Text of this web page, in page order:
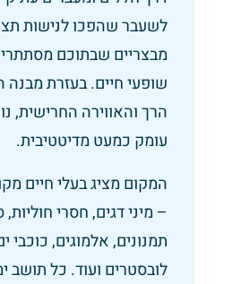
לשעבר שהפכו לנישות
מבצריים שבתוכם
שופעי חיים. בעזרת מבנה
הרך והאווירה החרישית,
עומק כמעט מדיטטיבית.
המקום מציג בעלי חיים
– מיני דגים, חסרי חוליות,
תמנונים, אלמוגים, כוכבי
לובסטרים ועוד. כל תושב